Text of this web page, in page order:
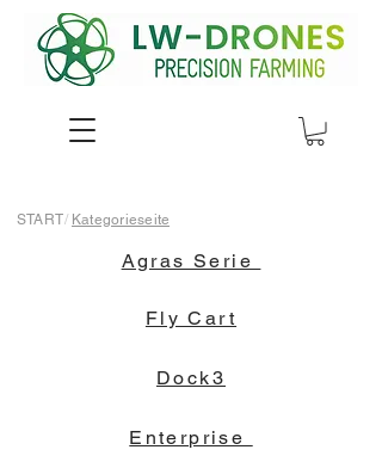
START/ Kategorieseite
Agras Serie
Fly Cart
Dock3
Enterprise